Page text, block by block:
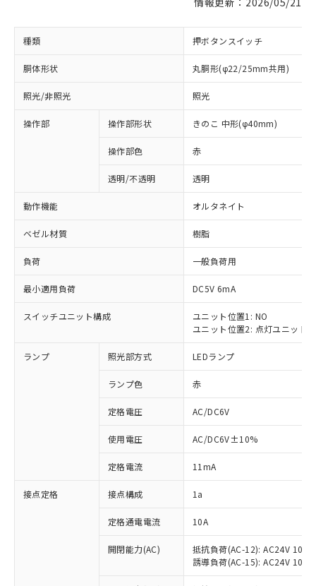
種類 押ボタンスイッチ
胴体形状 丸胴形(φ22/25mm共用)
照光/非照光 照光
操作部 操作部形状 きのこ 中形(φ40mm)
操作部色 赤
透明/不透明 透明
動作機能 オルタネイト
ベゼル材質 樹脂
負荷 一般負荷用
最小適用負荷 DC5V 6mA
スイッチユニット構成
ユニット位置1: NO
ユニット位置2: 点灯ユニット
ランプ 照光部方式 LEDランプ
ランプ色 赤
定格電圧 AC/DC6V
使用電圧 AC/DC6V±10%
定格電流 11mA
接点定格 接点構成 1a
定格通電電流 10A
開閉能力(AC)
抵抗負荷(AC-12): AC24V 10A/
誘導負荷(AC-15): AC24V
以下の条件をお読みいただき、同意のうえ
本サービスは、当社制御機器事業取扱
商品の当社在庫状況および標準価格
(税抜)を提供させていただくもので
当社制御機器事業取扱商品の中には、
本サービスの対象外となる商品もある
非含有に対応した製品が提供可能な商品で
対応予定：EU RoHS指令（10物質）の非含
有に対応した製品に切り替える予定のある
対応予定なし：EU RoHS指令（10物質）の
非含有に非対応の商品で、対応品を出す予
調査・確認中：EU RoHS指令（10物質）の
非含有の対応状況を調査中または確認中の
非該当品：ライセンス料など無形物で、有
害物質有無と関係のない商品です。
仕入先様の事情により、非含有部品として
「○」：最大均質材料含有率が中国RoHSの
基準値以下であることを示します。
「×」：最大均質材料含有率が中国RoHSの